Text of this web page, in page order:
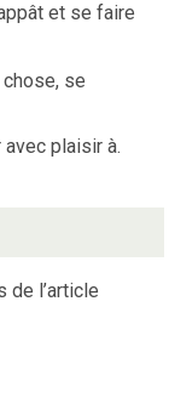
et se faire
se
avec plaisir à.
l’article